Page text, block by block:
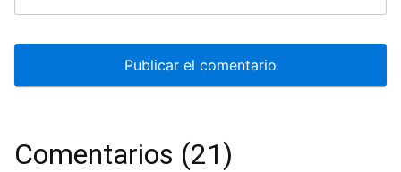
Comentarios (21)